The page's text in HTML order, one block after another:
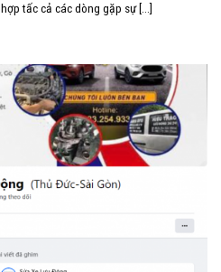
tấc cả các dòng gặp sự [...]